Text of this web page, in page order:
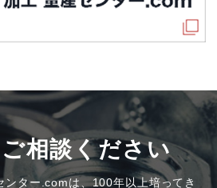
相談ください
ンター.comは、100年以上培ってき